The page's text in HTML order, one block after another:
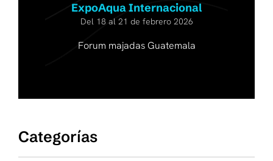
ExpoAqua Internacional
Del 18 al 21 de febrero 2026
Forum majadas Guatemala
Categorías